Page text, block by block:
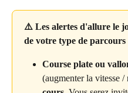
⚠️ Les alertes d'allure le
de votre type de parcours
Course plate ou
(augmenter la vitesse /